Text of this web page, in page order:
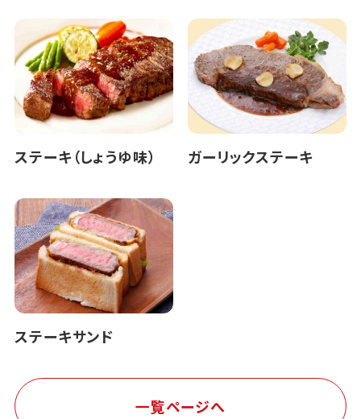
ステーキ（しょうゆ味） ガーリックステーキ
ステーキサンド
一覧ページへ